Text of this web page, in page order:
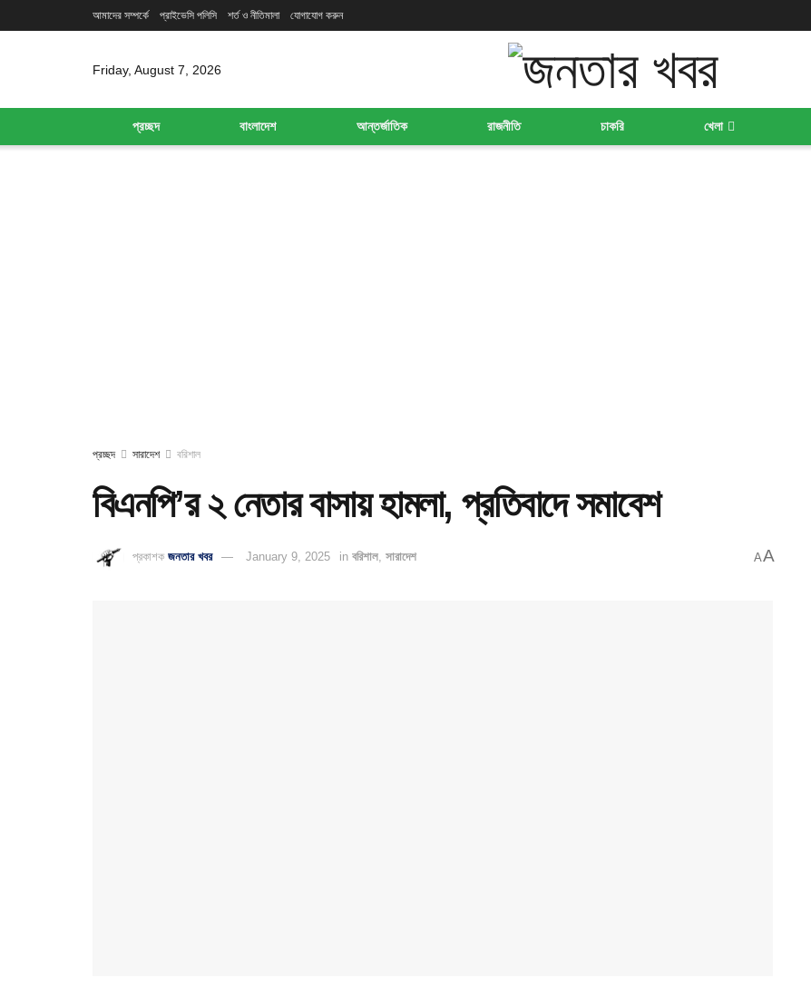
আমাদের সম্পর্কে প্রাইভেসি পলিসি শর্ত ও নীতিমালা যোগাযোগ করুন
Friday, August 7, 2026
প্রচ্ছদ বাংলাদেশ আন্তর্জাতিক রাজনীতি চাকরি খেলা
প্রচ্ছদ সারাদেশ বরিশাল
বিএনপি’র ২ নেতার বাসায় হামলা, প্রতিবাদে সমাবেশ
প্রকাশক জনতার খবর January 9, 2025 in বরিশাল সারাদেশ AA